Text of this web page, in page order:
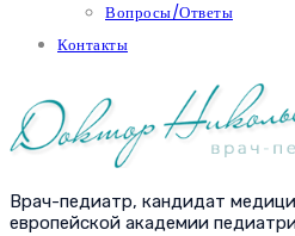
Вопросы/Ответы
Контакты
Врач-педиатр, кандидат
европейской академии